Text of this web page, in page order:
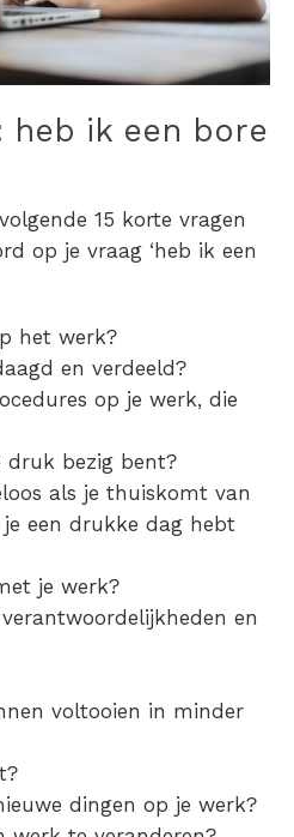
heb ik een bore
15 korte vragen
op je vraag ‘heb ik een
het werk?
en verdeeld?
op je werk, die
druk bezig bent?
als je thuiskomt van
een drukke dag hebt
je werk?
en
voltooien in minder
dingen op je werk?